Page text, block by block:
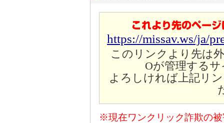
https://missav.ws/ja/
このリンクより先は
Oが管理する
よろしければ上記リ
※現在ワンクリック詐欺の